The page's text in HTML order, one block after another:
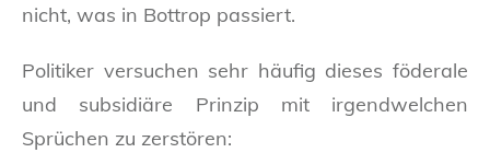
nicht, was in Bottrop passiert.
Politiker versuchen sehr häufig dieses föderale
und subsidiäre Prinzip mit irgendwelchen
Sprüchen zu zerstören: